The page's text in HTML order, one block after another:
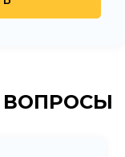
ВОПРОСЫ